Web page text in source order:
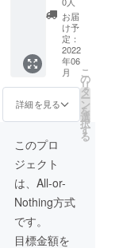
日曜日に更
新していま
生産者への
インタ
など、日頃
野菜を作る
人の話す
姿、笑う姿
を見てもら
い、ファン
になっても
ト・ミ
ニトマ
ト・し
めじ・
平茸
きゅう
り・芽
キャベ
いも・
ス・
ケー
ル な
ど１０
でお送
りしま
入った
セット
です。
※2月上
旬頃の
野菜は
以下を
予定し
小松
菜・ほ
うれん
草・
キャベ
ツ・水
リー・
リーズ
ドライ
の機械
で、１
回青果
物を加
工でき
るチ
ケット
です。
備考欄
に試験
したい
青果を
ご記入
くださ
年6月ま
お届
け予
定：
2022
年06
月
詳細を見る
こ
の
リ
タ
ー
ン
を
選
択
す
る
このプロ
ジェクト
は、All-or-
Nothing方式
です。
目標金額を